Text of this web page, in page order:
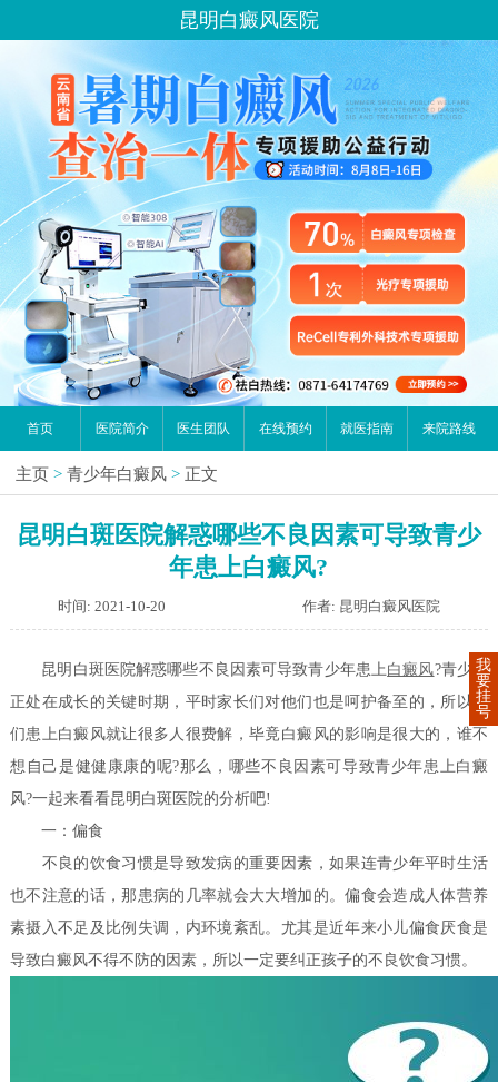
昆明白癜风医院
首页 医院简介 医生团队 在线预约 就医指南 来院路线
主页 > 青少年白癜风 > 正文
昆明白斑医院解惑哪些不良因素可导致青少
年患上白癜风?
时间: 2021-10-20 作者: 昆明白癜风医院
昆明白斑医院解惑哪些不良因素可导致青少年患上白癜风?青少年
正处在成长的关键时期，平时家长们对他们也是呵护备至的，所以他
们患上白癜风就让很多人很费解，毕竟白癜风的影响是很大的，谁不
想自己是健健康康的呢?那么，哪些不良因素可导致青少年患上白癜
风?一起来看看昆明白斑医院的分析吧!
一：偏食
不良的饮食习惯是导致发病的重要因素，如果连青少年平时生活
也不注意的话，那患病的几率就会大大增加的。偏食会造成人体营养
素摄入不足及比例失调，内环境紊乱。尤其是近年来小儿偏食厌食是
导致白癜风不得不防的因素，所以一定要纠正孩子的不良饮食习惯。
我
要
挂
号